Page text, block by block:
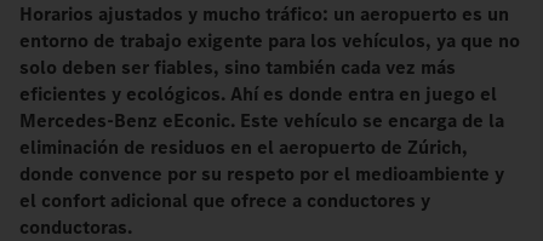
Horarios ajustados y mucho tráfico: un aeropuerto es un
entorno de trabajo exigente para los vehículos, ya que no
solo deben ser fiables, sino también cada vez más
eficientes y ecológicos. Ahí es donde entra en juego el
Mercedes-Benz eEconic. Este vehículo se encarga de la
eliminación de residuos en el aeropuerto de Zúrich,
donde convence por su respeto por el medioambiente y
el confort adicional que ofrece a conductores y
conductoras.